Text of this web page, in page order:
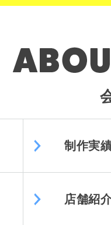
制作実
店舗紹